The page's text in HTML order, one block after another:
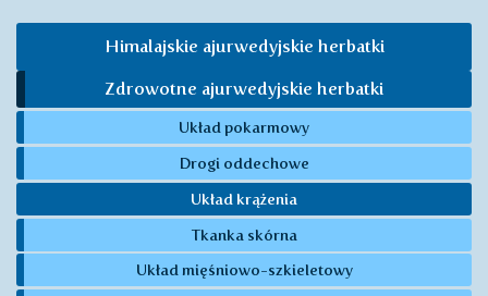
Himalajskie ajurwedyjskie herbatki
Zdrowotne ajurwedyjskie herbatki
Układ pokarmowy
Drogi oddechowe
Układ krążenia
Tkanka skórna
Układ mięśniowo-szkieletowy